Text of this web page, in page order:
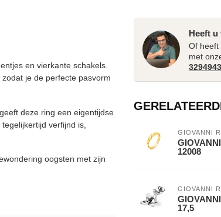
en vierkante schakels.
je de perfecte pasvorm
deze ring een eigentijdse
verfijnd is,
oogsten met zijn
Heeft
Of heeft
met
GIOVANNI
12008
GIOVANNI
17,5